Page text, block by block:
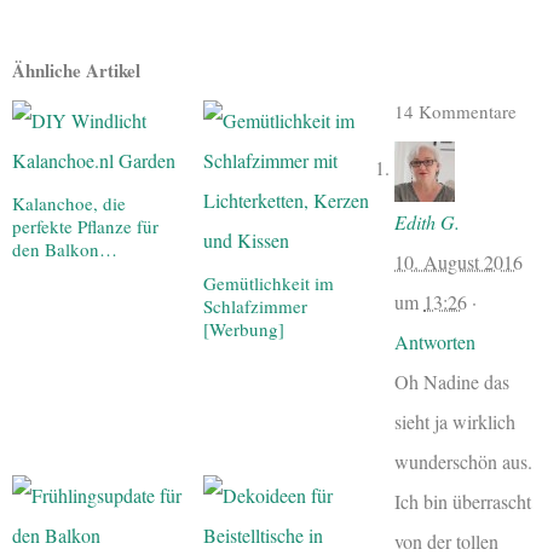
Ähnliche Artikel
Kalanchoe, die
perfekte Pflanze für
den Balkon…
Gemütlichkeit im
Schlafzimmer
[Werbung]
14 Kommentare
Edith G.
10. August 2016
um 13:26 ·
Antworten
Oh Nadine das
sieht ja wirklich
wunderschön aus.
Ich bin überrascht
von der tollen